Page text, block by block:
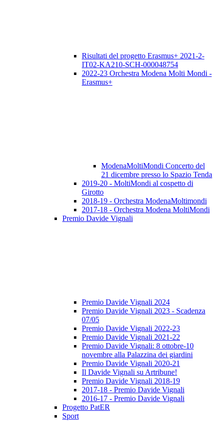
Risultati del progetto Erasmus+ 2021-2-
IT02-KA210-SCH-000048754
2022-23 Orchestra Modena Molti Mondi -
Erasmus+
ModenaMoltiMondi Concerto del
21 dicembre presso lo Spazio Tenda
2019-20 - MoltiMondi al cospetto di
Girotto
2018-19 - Orchestra ModenaMoltimondi
2017-18 - Orchestra Modena MoltiMondi
Premio Davide Vignali
Premio Davide Vignali 2024
Premio Davide Vignali 2023 - Scadenza
07/05
Premio Davide Vignali 2022-23
Premio Davide Vignali 2021-22
Premio Davide Vignali: 8 ottobre-10
novembre alla Palazzina dei giardini
Premio Davide Vignali 2020-21
Il Davide Vignali su Artribune!
Premio Davide Vignali 2018-19
2017-18 - Premio Davide Vignali
2016-17 - Premio Davide Vignali
Progetto PatER
Sport